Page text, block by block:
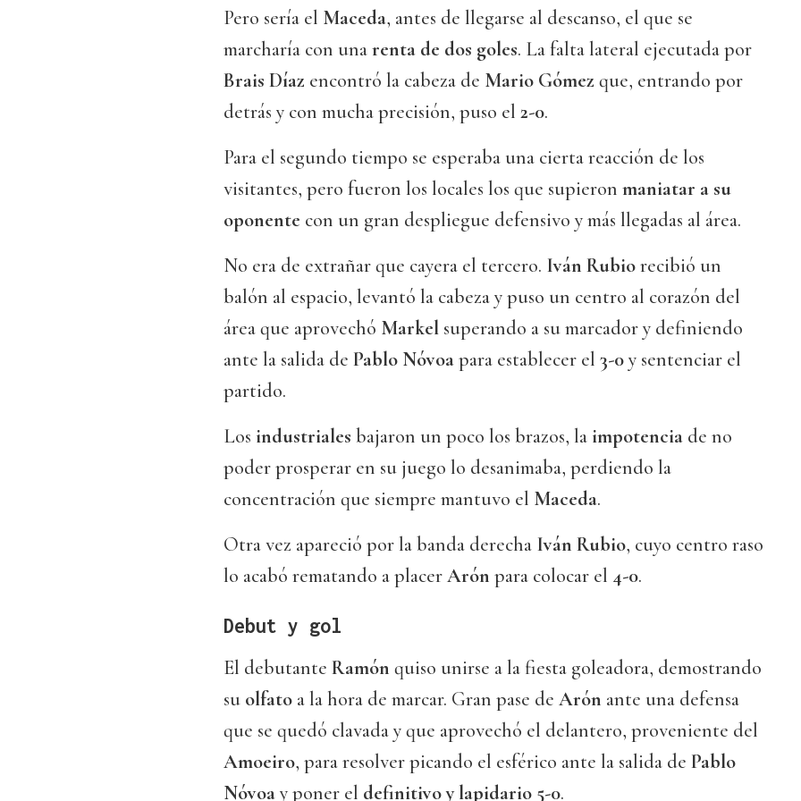
Pero sería el Maceda, antes de llegarse al descanso, el que se
marcharía con unarenta de dos goles. La falta lateral ejecutada por
Brais Díaz encontró la cabeza de Mario Gómez que, entrando por
detrás y con mucha precisión, puso el 2-0.
Para el segundo tiempo se esperaba una cierta reacción de los
visitantes, pero fueron los locales los que supieron maniatar a su
oponente con un gran despliegue defensivo y más llegadas al área.
No era de extrañar que cayera el tercero. Iván Rubiorecibió un
balón al espacio, levantó la cabeza y puso un centro al corazón del
área que aprovechó Markel superando a su marcador y definiendo
ante la salida de Pablo Nóvoapara establecer el 3-0y sentenciar el
partido.
Los industriales bajaron un poco los brazos, la impotencia de no
poder prosperar en su juego lo desanimaba, perdiendo la
concentración que siempre mantuvo el Maceda.
Otra vez apareció por la banda derecha Iván Rubio, cuyo centro raso
lo acabó rematando a placerArón para colocar el 4-0.
Debut y gol
El debutante Ramón quiso unirse a la fiesta goleadora, demostrando
su olfato a la hora de marcar. Gran pase de Arón ante una defensa
que se quedó clavada y que aprovechó el delantero, proveniente del
Amoeiro, para resolver picando el esférico ante la salida de Pablo
Nóvoay poner el definitivo y lapidario 5-0.